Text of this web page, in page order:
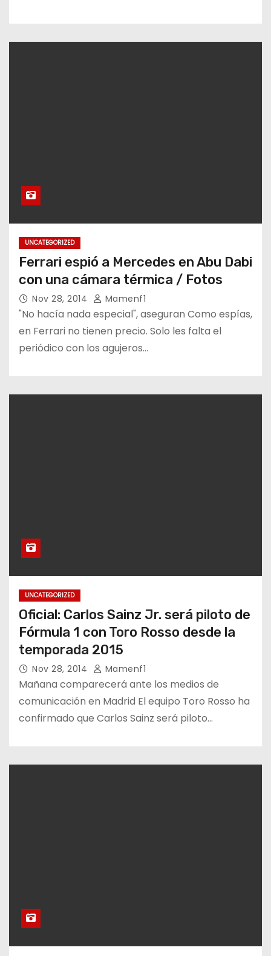
UNCATEGORIZED
Ferrari espió a Mercedes en Abu Dabi
con una cámara térmica / Fotos
Nov 28, 2014 Mamenf1
"No hacía nada especial", aseguran Como espías,
en Ferrari no tienen precio. Solo les falta el
periódico con los agujeros…
UNCATEGORIZED
Oficial: Carlos Sainz Jr. será piloto de
Fórmula 1 con Toro Rosso desde la
temporada 2015
Nov 28, 2014 Mamenf1
Mañana comparecerá ante los medios de
comunicación en Madrid El equipo Toro Rosso ha
confirmado que Carlos Sainz será piloto…